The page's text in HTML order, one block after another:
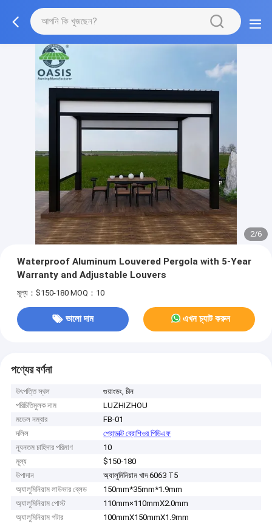
2/6
Waterproof Aluminum Louvered Pergola with 5-Year
Warranty and Adjustable Louvers
মূল্য：$150-180 MOQ：10
ভালো দাম এখন চ্যাট করুন
পণ্যের বর্ণনা
উৎপত্তি স্থল
গুয়াংডং, চীন
পরিচিতিমুলক নাম
LUZHIZHOU
মডেল নম্বার
FB-01
দলিল
প্রোডাক্ট ব্রোশিওর পিডিএফ
ন্যূনতম চাহিদার পরিমাণ
10
মূল্য
$150-180
উপাদান
অ্যালুমিনিয়াম খাদ 6063 T5
অ্যালুমিনিয়াম লাউভার ব্লেড
150mm*35mm*1.9mm
অ্যালুমিনিয়াম পোস্ট
110mm×110mmX2.0mm
অ্যালুমিনিয়াম গটার
100mmX150mmX1.9mm